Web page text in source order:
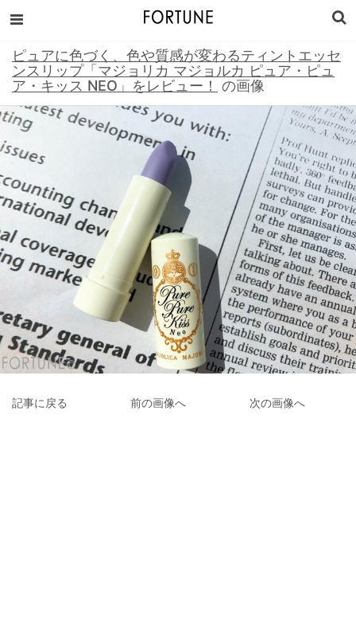
ピュアに色づく、色や質感が変わるティントエッセ
ンスリップ「マジョリカ マジョルカ ピュア・ピュ
ア・キッス NEO」をレビュー！
の画像
記事に戻る 前の画像へ 次の画像へ